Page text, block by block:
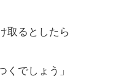
取るとしたら
くでしょう」